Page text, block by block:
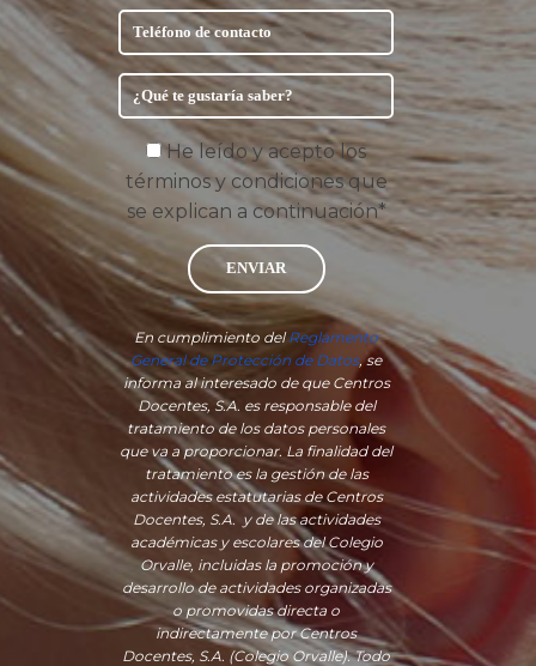
He leído y acepto los
términos y condiciones que
se explican a continuación*
ENVIAR
En cumplimiento delReglamento
General de Protección de Datos, se
informa al interesado de que Centros
Docentes, S.A. es responsable del
tratamiento de los datos personales
que va a proporcionar. La finalidad del
tratamiento es la gestión de las
actividades estatutarias de Centros
Docentes, S.A. y de las actividades
académicas y escolares del Colegio
Orvalle, incluidas la promoción y
desarrollo de actividades organizadas
o promovidas directa o
indirectamente por Centros
Docentes, S.A. (Colegio Orvalle). Todo